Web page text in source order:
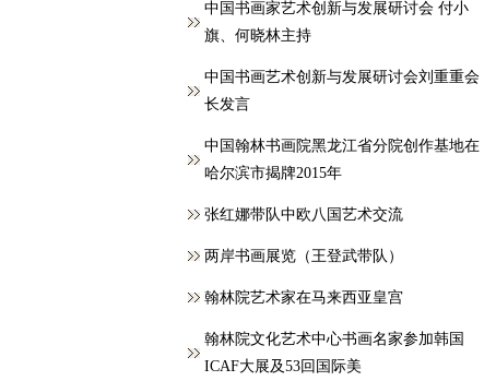
中国书画家艺术创新与发展研讨会 付小
旗、何晓林主持
中国书画艺术创新与发展研讨会刘重重会
长发言
中国翰林书画院黑龙江省分院创作基地在
哈尔滨市揭牌2015年
张红娜带队中欧八国艺术交流
两岸书画展览（王登武带队）
翰林院艺术家在马来西亚皇宫
翰林院文化艺术中心书画名家参加韩国
ICAF大展及53回国际美